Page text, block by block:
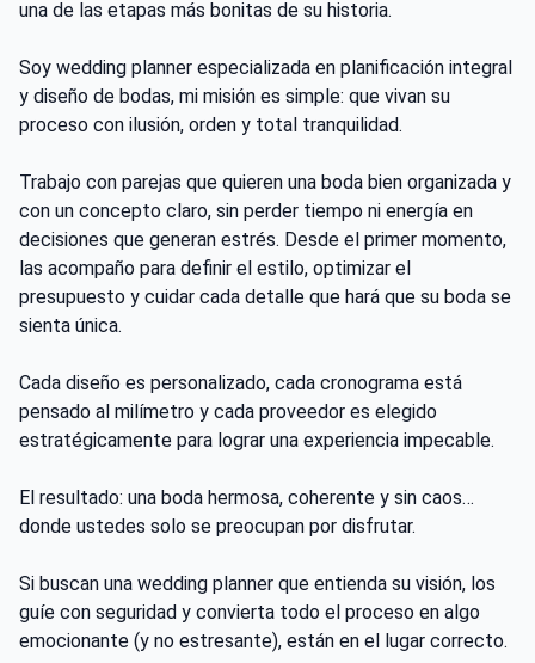
una de las etapas más bonitas de su historia.
Soy wedding planner especializada en planificación integral
y diseño de bodas, mi misión es simple: que vivan su
proceso con ilusión, orden y total tranquilidad.
Trabajo con parejas que quieren una boda bien organizada y
con un concepto claro, sin perder tiempo ni energía en
decisiones que generan estrés. Desde el primer momento,
las acompaño para definir el estilo, optimizar el
presupuesto y cuidar cada detalle que hará que su boda se
sienta única.
Cada diseño es personalizado, cada cronograma está
pensado al milímetro y cada proveedor es elegido
estratégicamente para lograr una experiencia impecable.
El resultado: una boda hermosa, coherente y sin caos…
donde ustedes solo se preocupan por disfrutar.
Si buscan una wedding planner que entienda su visión, los
guíe con seguridad y convierta todo el proceso en algo
emocionante (y no estresante), están en el lugar correcto.